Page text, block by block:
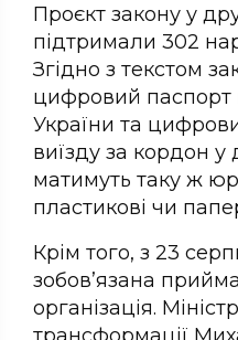
Проєкт закону у
підтримали 302
Згідно з текстом
цифровий паспорт
України та
виїзду за кордон у
матимуть таку ж
пластикові чи
Крім того, з 23
зобов’язана
організація.
трансформації